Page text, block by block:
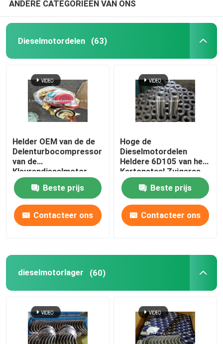
ANDERE CATEGORIEËN VAN ONS
Dieselmotordelen (63)
Helder OEM van de de
Delenturbocompressor
van de
Kleurendieselmotor
Aluminiummateriaal
Beste prijs
Contacteer ons
Hoge de
Dieselmotordelen
Heldere 6D105 van het
Kartonstaal Zuigeras
Beste prijs
Contacteer ons
dieselmotorlager (60)